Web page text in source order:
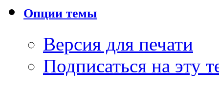
Опции темы
Версия для печати
Подписаться на эту